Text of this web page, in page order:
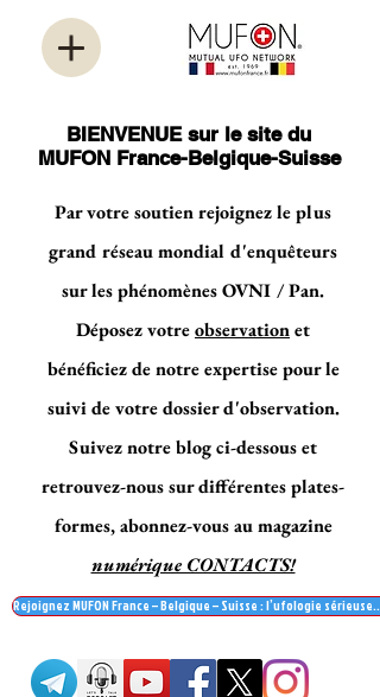
BIENVENUE sur le site du
MUFON France-Belgique-Suisse
Par votre soutien rejoignez le plus
grand réseau mondial d'enquêteurs
sur les phénomènes OVNI / Pan.
Déposez votreobservationet
bénéficiez de notre expertise pour le
suivi de votre dossier d'observation.
Suivez notre blog ci-dessous et
retrouvez-nous sur différentes plates-
formes, abonnez-vous au magazine
numérique CONTACTS!
Rejoignez MUFON France – Belgique – Suisse : l’ufologie